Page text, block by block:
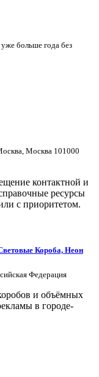
больше года без
Москва 101000
контактной и
ресурсы
с приоритетом.
Короба, Неон
Федерация
и объёмных
в городе-